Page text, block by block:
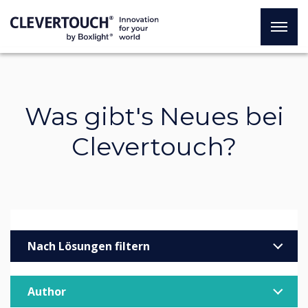
Was gibt's Neues bei
Clevertouch?
Nach Lösungen filtern
Author